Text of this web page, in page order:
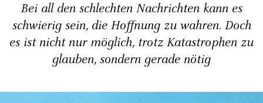
Bei all den schlechten Nachrichten kann es
schwierig sein, die Hoffnung zu wahren. Doch
es ist nicht nur möglich, trotz Katastrophen zu
glauben, sondern gerade nötig